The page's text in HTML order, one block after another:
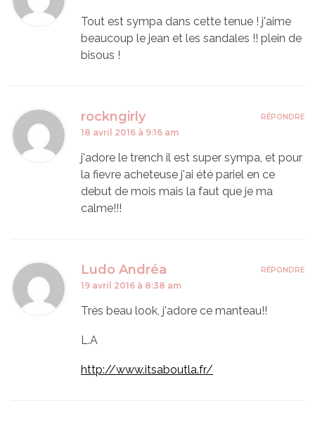
Tout est sympa dans cette tenue ! j'aime
beaucoup le jean et les sandales !! plein de
bisous !
rockngirly
18 avril 2016 à 9:16 am
j'adore le trench il est super sympa, et pour
la fievre acheteuse j'ai été pariel en ce
debut de mois mais la faut que je ma
calme!!!
RÉPONDRE
Ludo Andréa
19 avril 2016 à 8:38 am
Très beau look, j'adore ce manteau!!
L.A
http://www.itsaboutla.fr/
RÉPONDRE